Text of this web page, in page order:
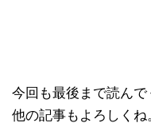
今回も最後まで読んで
他の記事もよろしくね